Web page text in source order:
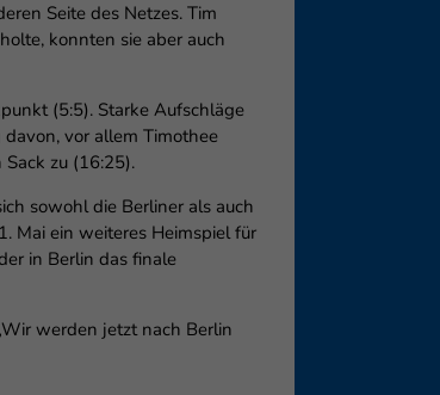
Seite des Netzes. Tim
konnten sie aber auch
(5:5). Starke Aufschläge
vor allem Timothee
zu (16:25).
sowohl die Berliner als auch
Mai ein weiteres Heimspiel für
in Berlin das finale
werden jetzt nach Berlin